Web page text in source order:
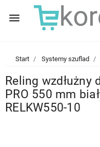
menu
Start Systemy szuflad
Reling wzdłużny
PRO 550 mm
RELKW550-10